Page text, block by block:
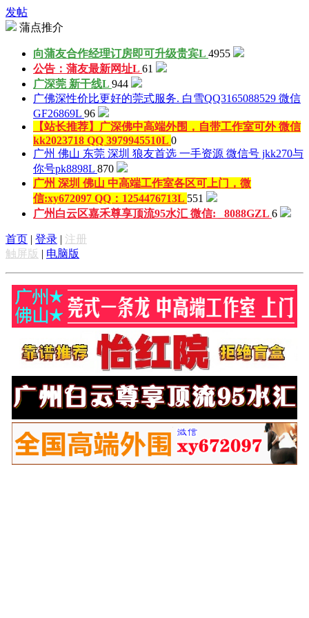
发帖
蒲点推介
向蒲友合作经理订房即可升级贵宾L 4955
公告：蒲友最新网址L 61
广深莞 新干线L 944
广佛深性价比更好的莞式服务. 白雪QQ3165088529 微信
GF26869L 96
【站长推荐】广深佛中高端外围，自带工作室可外 微信
kk2023718 QQ 3979945510L 0
广州 佛山 东莞 深圳 狼友首选 一手资源 微信号 jkk270与
你号pk8898L 870
广州 深圳 佛山 中高端工作室各区可上门，微
信:xy672097 QQ：1254476713L 551
广州白云区嘉禾尊享顶流95水汇 微信: _8088GZL 6
首页 | 登录 | 注册
触屏版 | 电脑版